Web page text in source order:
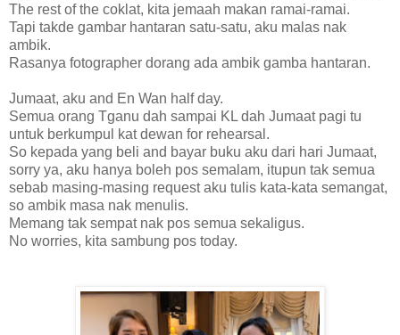
The rest of the coklat, kita jemaah makan ramai-ramai.
Tapi takde gambar hantaran satu-satu, aku malas nak
ambik.
Rasanya fotographer dorang ada ambik gamba hantaran.
Jumaat, aku and En Wan half day.
Semua orang Tganu dah sampai KL dah Jumaat pagi tu
untuk berkumpul kat dewan for rehearsal.
So kepada yang beli and bayar buku aku dari hari Jumaat,
sorry ya, aku hanya boleh pos semalam, itupun tak semua
sebab masing-masing request aku tulis kata-kata semangat,
so ambik masa nak menulis.
Memang tak sempat nak pos semua sekaligus.
No worries, kita sambung pos today.